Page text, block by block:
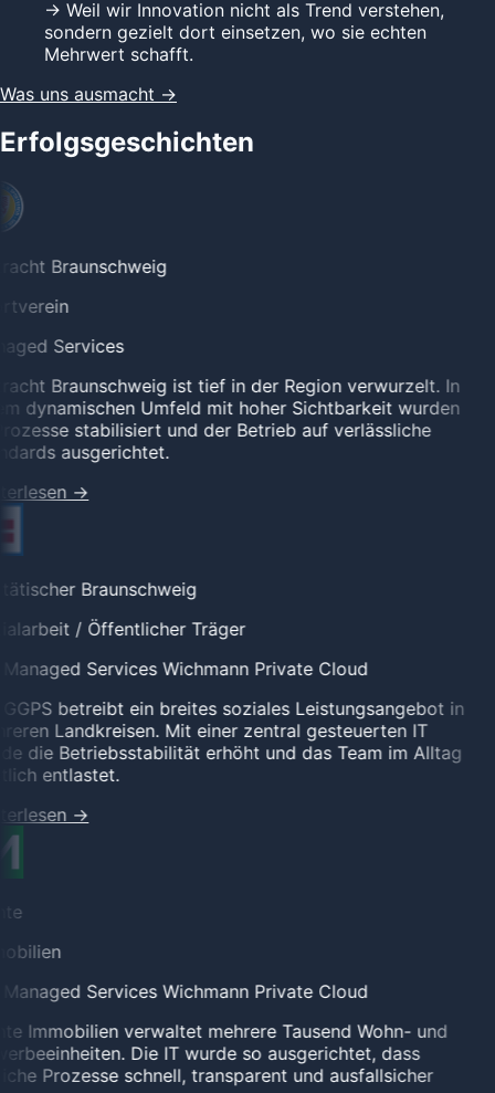
→ Weil wir Innovation nicht als Trend verstehen,
sondern gezielt dort einsetzen, wo sie echten
Mehrwert schafft.
Was uns ausmacht →
Erfolgsgeschichten
Braunschweig
Services
Braunschweig ist tief in der Region verwurzelt. In
dynamischen Umfeld mit hoher Sichtbarkeit wurden
stabilisiert und der Betrieb auf verlässliche
ausgerichtet.
→
Braunschweig
/ Öffentlicher Träger
ServicesWichmann Private Cloud
betreibt ein breites soziales Leistungsangebot in
Landkreisen. Mit einer zentral gesteuerten IT
die Betriebsstabilität erhöht und das Team im Alltag
entlastet.
→
ServicesWichmann Private Cloud
Immobilien verwaltet mehrere Tausend Wohn- und
Die IT wurde so ausgerichtet, dass
Prozesse schnell, transparent und ausfallsicher